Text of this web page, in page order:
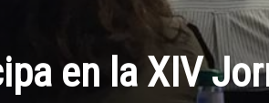
en la XIV